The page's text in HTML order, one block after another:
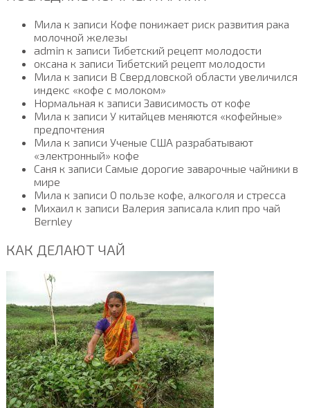
Мила к записи Кофе понижает риск развития рака
молочной железы
admin к записи Тибетский рецепт молодости
оксана к записи Тибетский рецепт молодости
Мила к записи В Свердловской области увеличился
индекс «кофе с молоком»
Нормальная к записи Зависимость от кофе
Мила к записи У китайцев меняются «кофейные»
предпочтения
Мила к записи Ученые США разрабатывают
«электронный» кофе
Саня к записи Самые дорогие заварочные чайники в
мире
Мила к записи О пользе кофе, алкоголя и стресса
Михаил к записи Валерия записала клип про чай
Bernley
КАК ДЕЛАЮТ ЧАЙ